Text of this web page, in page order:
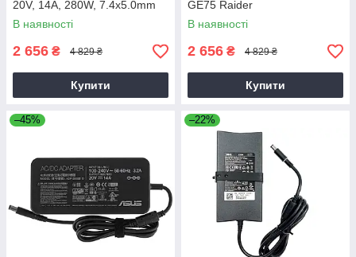
20V, 14A, 280W, 7.4x5.0mm
В наявності
2 656 ₴ 4 829 ₴
Купити
GE75 Raider
В наявності
2 656 ₴ 4 829 ₴
Купити
–45% –22%